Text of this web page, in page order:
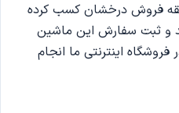
فروش درخشان کسب کرده
و ثبت سفارش این ماشین
اینترنتی ما انجام